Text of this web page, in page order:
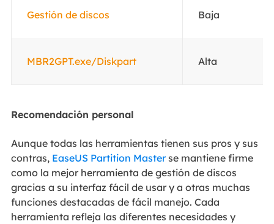
Gestión de discos Baja
MBR2GPT.exe/Diskpart Alta
Recomendación personal
Aunque todas las herramientas tienen sus pros y sus
contras, EaseUS Partition Masterse mantiene firme
como la mejor herramienta de gestión de discos
gracias a su interfaz fácil de usar y a otras muchas
funciones destacadas de fácil manejo. Cada
herramienta refleja las diferentes necesidades y